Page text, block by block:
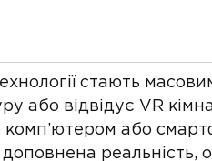
стають
або відвідує VR
комп’ютером або
реальність,